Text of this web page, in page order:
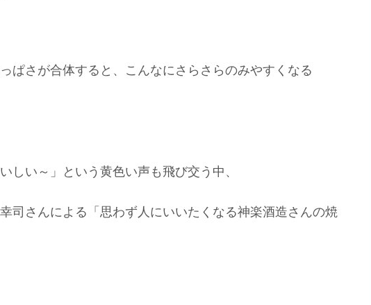
ぱさが合体すると、こんなにさらさらのみやすくなる
しい～」という黄色い声も飛び交う中、
さんによる「思わず人にいいたくなる神楽酒造さんの焼